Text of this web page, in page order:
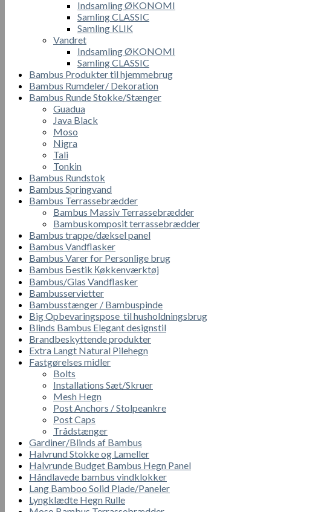
Indsamling ØKONOMI
Samling CLASSIC
Samling KLIK
Vandret
Indsamling ØKONOMI
Samling CLASSIC
Bambus Produkter til hjemmebrug
Bambus Rumdeler/ Dekoration
Bambus Runde Stokke/Stænger
Guadua
Java Black
Moso
Nigra
Tali
Tonkin
Bambus Rundstok
Bambus Springvand
Bambus Terrassebrædder
Bambus Massiv Terrassebrædder
Bambuskomposit terrassebrædder
Bambus trappe/dæksel panel
Bambus Vandflasker
Bambus Varer for Personlige brug
Bambus Бestik Кøkkenværktøj
Bambus/Glas Vandflasker
Bambusservietter
Bambusstænger / Bambuspinde
Big Opbevaringspose til husholdningsbrug
Blinds Bambus Elegant designstil
Brandbeskyttende produkter
Extra Langt Natural Pilehegn
Fastgørelses midler
Bolts
Installations Sæt/Skruer
Mesh Hegn
Post Anchors / Stolpeankre
Post Caps
Trådstænger
Gardiner/Blinds af Bambus
Halvrund Stokke og Lameller
Halvrunde Budget Bambus Hegn Panel
Håndlavede bambus vindklokker
Lang Bamboo Solid Plade/Paneler
Lyngklædte Hegn Rulle